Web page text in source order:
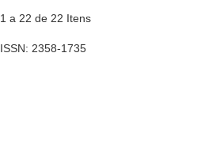
1 a 22 de 22 Itens
ISSN: 2358-1735